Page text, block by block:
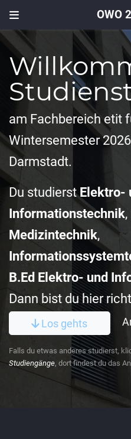
OWO
am Fachbereich etit
Wintersemester
Darmstadt.
Du studierstElektro-
Informationstechnik,
Medizintechnik,
B.Ed Elektro- und
Dann bist du hier
Los gehts
Falls du etwas anderes studierst,
Studiengänge, dort findest du das